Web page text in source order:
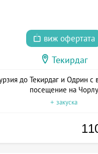
виж офертата
Текирдаг
до Текирдаг и Одрин с
посещение на Чорлу
+ закуска